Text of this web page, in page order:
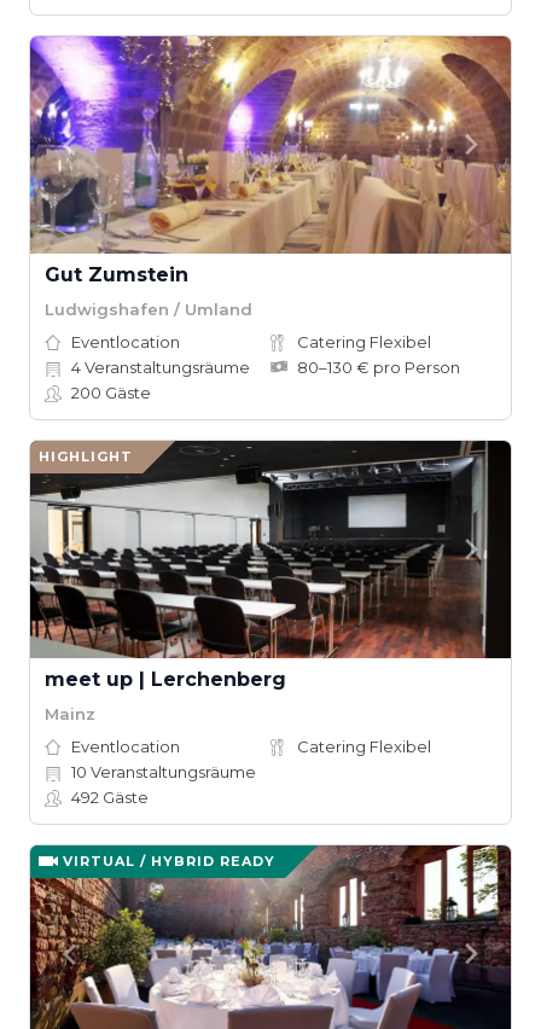
Gut Zumstein
Ludwigshafen / Umland
Eventlocation
Catering Flexibel
4Veranstaltungsräume
80–130 € pro Person
200 Gäste
HIGHLIGHT
meet up | Lerchenberg
Mainz
Eventlocation
Catering Flexibel
10 Veranstaltungsräume
492 Gäste
VIRTUAL / HYBRID READY